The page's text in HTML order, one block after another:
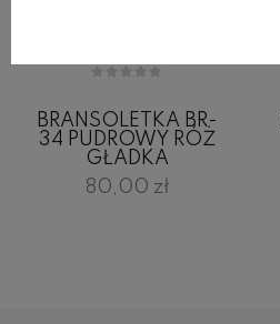
BRANSOLETKA BR-
34 PUDROWY RÓŻ
GŁADKA
80,00 zł